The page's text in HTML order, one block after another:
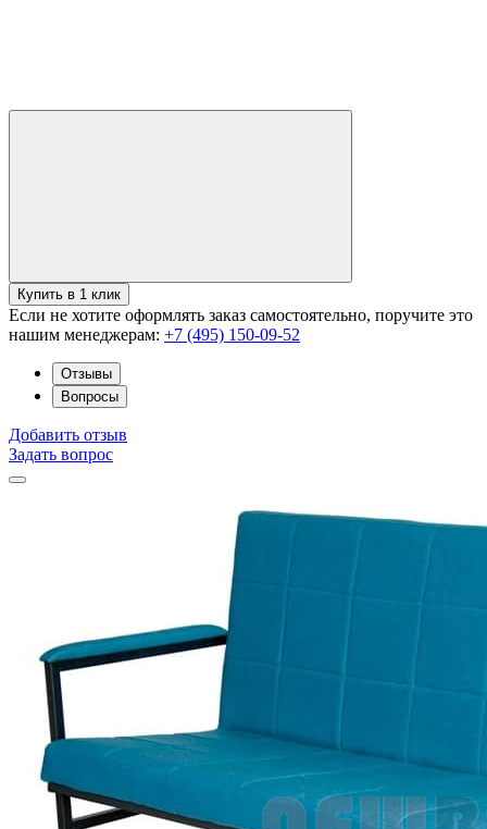
Купить в 1 клик
Если не хотите оформлять заказ самостоятельно, поручите это
нашим менеджерам: +7 (495) 150-09-52
Отзывы
Вопросы
Добавить отзыв
Задать вопрос